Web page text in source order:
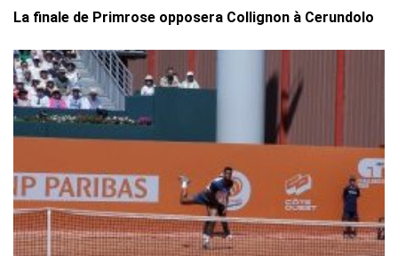
La finale de Primrose opposera Collignon à Cerundolo